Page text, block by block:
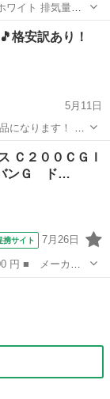
増えると思いま
格安訳あり！
5月11日
になります！ マ
かです！ 走行に
め車検時に交換
Ｃ２００ＣＧＩ
バンＧ ド…
携サイト 7月26日
■ グレード